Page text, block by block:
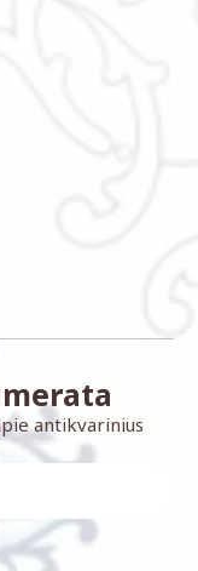
antikvarinius